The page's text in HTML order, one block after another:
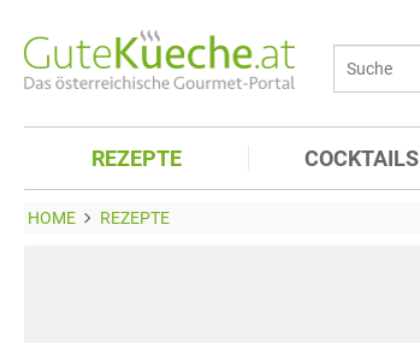
REZEPTE COCKTAILS
HOME REZEPTE